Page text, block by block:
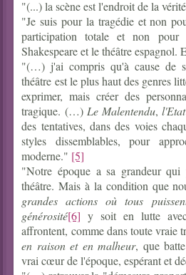
"(...) la scène est l'endroit de la
"Je suis pour la tragédie et non
participation totale et non pour
Shakespeare et le théâtre
"(…) j'ai compris qu'à cause de
théâtre est le plus haut des genres
exprimer, mais créer des
tragique. (…) Le Malentendu,
des tentatives, dans des voies
styles dissemblables, pour
moderne." [5]
"Notre époque a sa grandeur
théâtre. Mais à la condition que
grandes actions où tous
générosité[6] y soit en lutte
affrontent, comme dans toute vraie
en raison et en malheur, que
vrai cœur de l'époque, espérant et